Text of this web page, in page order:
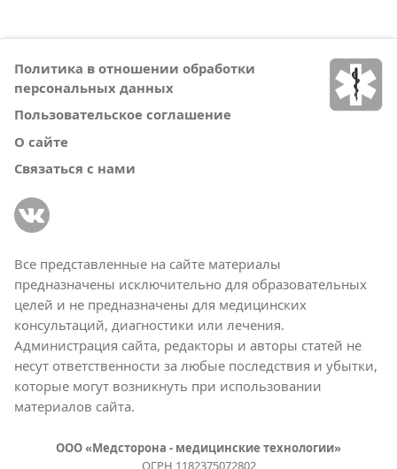
Политика в отношении обработки
персональных данных
Пользовательское соглашение
О сайте
Связаться с нами
Все представленные на сайте материалы
предназначены исключительно для образовательных
целей и не предназначены для медицинских
консультаций, диагностики или лечения.
Администрация сайта, редакторы и авторы статей не
несут ответственности за любые последствия и убытки,
которые могут возникнуть при использовании
материалов сайта.
ООО «Медсторона - медицинские технологии»
ОГРН 1182375072802